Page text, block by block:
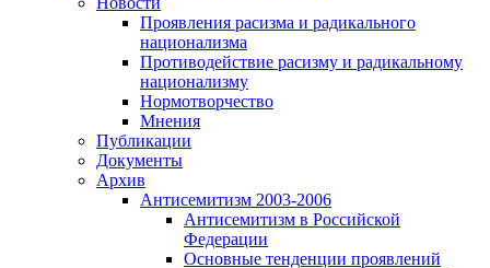
Проявления расизма и радикального
национализма
Противодействие расизму и радикальному
национализму
Нормотворчество
Мнения
Публикации
Документы
Архив
Антисемитизм 2003-2006
Антисемитизм в Российской
Федерации
Основные тенденции проявлений